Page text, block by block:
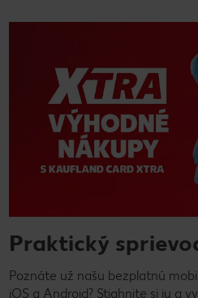
Praktický
Poznáte už našu bezplatnú
iOS a Android? Stiahnite si ju a